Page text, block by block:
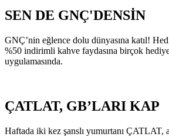
SEN DE GNÇ'DENSİN
GNÇ’nin eğlence dolu dünyasına katıl!
%50 indirimli kahve faydasına birçok
uygulamasında.
ÇATLAT, GB’LARI KAP
Haftada iki kez şanslı yumurtanı ÇATLAT,